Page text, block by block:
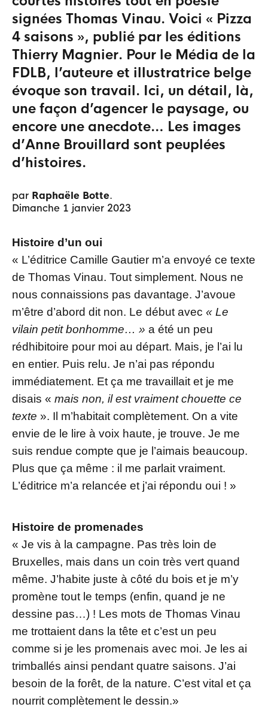
signées Thomas Vinau. Voici « Pizza
4 saisons », publié par les éditions
Thierry Magnier. Pour le Média de la
FDLB, l’auteure et illustratrice belge
évoque son travail. Ici, un détail, là,
une façon d’agencer le paysage, ou
encore une anecdote… Les images
d’Anne Brouillard sont peuplées
d’histoires.
par Raphaële Botte.
dimanche 1 janvier 2023
Histoire d’un oui
« L’éditrice Camille Gautier m’a envoyé ce texte
de Thomas Vinau. Tout simplement. Nous ne
nous connaissions pas davantage. J’avoue
m’être d’abord dit non. Le début avec « Le
vilain petit bonhomme… » a été un peu
rédhibitoire pour moi au départ. Mais, je l’ai lu
en entier. Puis relu. Je n’ai pas répondu
immédiatement. Et ça me travaillait et je me
disais « mais non, il est vraiment chouette ce
texte ». Il m’habitait complètement. On a vite
envie de le lire à voix haute, je trouve. Je me
suis rendue compte que je l’aimais beaucoup.
Plus que ça même : il me parlait vraiment.
L’éditrice m’a relancée et j’ai répondu oui ! »
Histoire de promenades
« Je vis à la campagne. Pas très loin de
Bruxelles, mais dans un coin très vert quand
même. J’habite juste à côté du bois et je m’y
promène tout le temps (enfin, quand je ne
dessine pas…) ! Les mots de Thomas Vinau
me trottaient dans la tête et c’est un peu
comme si je les promenais avec moi. Je les ai
trimballés ainsi pendant quatre saisons. J’ai
besoin de la forêt, de la nature. C’est vital et ça
nourrit complètement le dessin.»